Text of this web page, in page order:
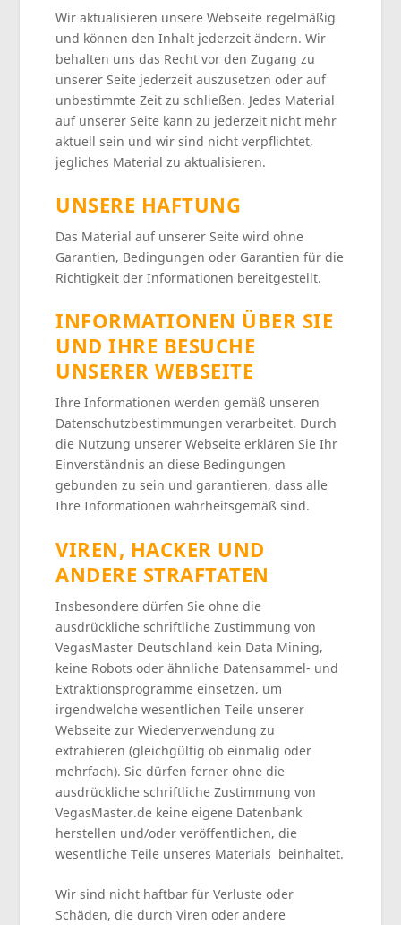
Wir aktualisieren unsere Webseite regelmäßig
und können den Inhalt jederzeit ändern. Wir
behalten uns das Recht vor den Zugang zu
unserer Seite jederzeit auszusetzen oder auf
unbestimmte Zeit zu schließen. Jedes Material
auf unserer Seite kann zu jederzeit nicht mehr
aktuell sein und wir sind nicht verpflichtet,
jegliches Material zu aktualisieren.
UNSERE HAFTUNG
Das Material auf unserer Seite wird ohne
Garantien, Bedingungen oder Garantien für die
Richtigkeit der Informationen bereitgestellt.
INFORMATIONEN ÜBER SIE
UND IHRE BESUCHE
UNSERER WEBSEITE
Ihre Informationen werden gemäß unseren
Datenschutzbestimmungen verarbeitet. Durch
die Nutzung unserer Webseite erklären Sie Ihr
Einverständnis an diese Bedingungen
gebunden zu sein und garantieren, dass alle
Ihre Informationen wahrheitsgemäß sind.
VIREN, HACKER UND
ANDERE STRAFTATEN
Insbesondere dürfen Sie ohne die
ausdrückliche schriftliche Zustimmung von
VegasMaster Deutschland kein Data Mining,
keine Robots oder ähnliche Datensammel- und
Extraktionsprogramme einsetzen, um
irgendwelche wesentlichen Teile unserer
Webseite zur Wiederverwendung zu
extrahieren (gleichgültig ob einmalig oder
mehrfach). Sie dürfen ferner ohne die
ausdrückliche schriftliche Zustimmung von
VegasMaster.de keine eigene Datenbank
herstellen und/oder veröffentlichen, die
wesentliche Teile unseres Materials beinhaltet.
Wir sind nicht haftbar für Verluste oder
Schäden, die durch Viren oder andere